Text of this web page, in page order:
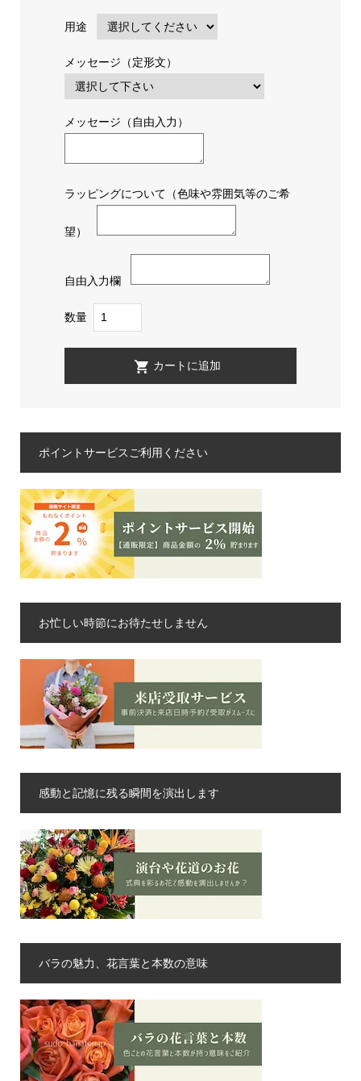
用途
メッセージ（定形文）
メッセージ（自由入力）
ラッピングについて（色味や雰囲気等のご希
望）
自由入力欄
数量
ポイントサービスご利用ください
お忙しい時節にお待たせしません
感動と記憶に残る瞬間を演出します
バラの魅力、花言葉と本数の意味